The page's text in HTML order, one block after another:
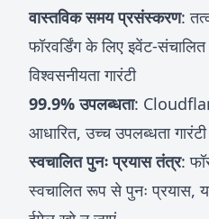
वास्तविक समय प्रसंस्करण:
फॉरवर्डिंग के लिए इवेंट-
विश्वसनीयता गारंटी
99.9% उपलब्धता:
आधारित, उच्च उपलब्धता
स्वचालित पुनः प्रयास तंत्र:
स्वचालित रूप से पुनः प्रयास,